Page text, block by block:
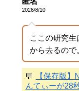
2026/8/10
ここの研究
から去るので
💬
【保存版
んてぃーが28